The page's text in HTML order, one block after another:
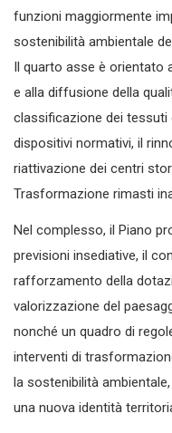
funzioni maggiormente
sostenibilità ambientale
Il quarto asse è orientato
e alla diffusione della
classificazione dei tessuti
dispositivi normativi, il
riattivazione dei centri
Trasformazione rimasti
Nel complesso, il Piano
previsioni insediative, il
rafforzamento della
valorizzazione del
nonché un quadro di
interventi di
la sostenibilità
una nuova identità